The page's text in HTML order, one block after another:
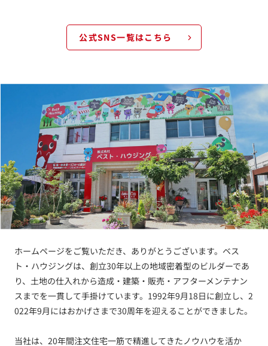
公式SNS一覧はこちら
ホームページをご覧いただき、ありがとうございます。ベス
ト・ハウジングは、創立30年以上の地域密着型のビルダーであ
り、土地の仕入れから造成・建築・販売・アフターメンテナン
スまでを一貫して手掛けています。1992年9月18日に創立し、2
022年9月にはおかげさまで30周年を迎えることができました。
当社は、20年間注文住宅一筋で精進してきたノウハウを活か